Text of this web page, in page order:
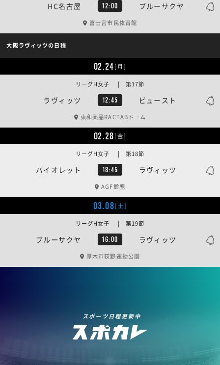
HC名古屋 12:00 ブルーサクヤ
富士宮市民体育館
大阪ラヴィッツの日程
02.24[月]
ラヴィッツ 12:45 ビュースト
リーグH女子 | 第17節
東和薬品RACTABドーム
02.28[金]
バイオレット 18:45 ラヴィッツ
リーグH女子 | 第18節
AGF鈴鹿
03.08[土]
ブルーサクヤ 16:00 ラヴィッツ
リーグH女子 | 第19節
厚木市荻野運動公園
スポーツ日程更新中